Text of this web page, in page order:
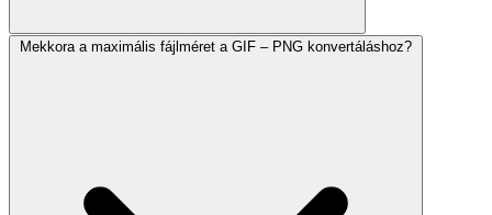
Mekkora a maximális fájlméret a GIF – PNG konvertáláshoz?